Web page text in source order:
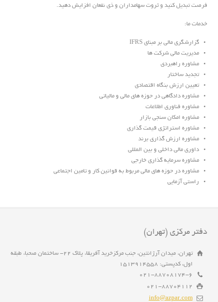
فرصت تبدیل کنید و ثروت سهامداران و ذی نفعان افزایش دهید.
خدمات ما:
گزارشگری مالی بر مبنای IFRS
مدیریت مالی شرکت ها
مشاوره راهبردی
تجدید ساختار
تعیین ارزش بنگاه اقتصادی
مشاوره دادگاهی در حوزه های مالی و مالیاتی
مشاوره فناوری اطلاعات
مشاوره امکان سنجی بازار
مشاوره استراتژی قیمت گذاری
مشاوره ارزش گذاری برند
داوری مالی داخلی و بین المللی
مشاوره سرمایه گذاری خارجی
مشاوره در حوزه های مالی مربوط به قوانین کار و تامین اجتماعی
راستی آزمایی
دفتر مرکزی (تهران)
تهران، میدان آرژانتین، جنب مرکزخرید آفریقا، پلاک 22- ساختمان صحبا، طبقه
اول، کدپستی: 1513914558
021-88708174-6
021-88704112
info@azpar.com